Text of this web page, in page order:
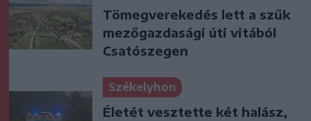
Tömegverekedés lett a szűk
mezőgazdasági úti vitából
Csatószegen
Székelyhon
Életét vesztette két halász,